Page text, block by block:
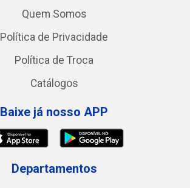
Quem Somos
Política de Privacidade
Política de Troca
Catálogos
Baixe já nosso APP
Departamentos